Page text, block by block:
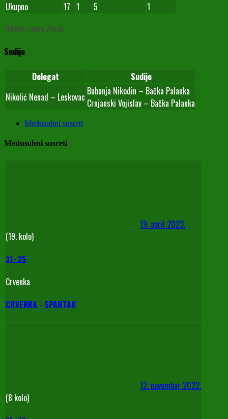
Ukupno
17 1 5
1
Trener: Lovre Zoran
Sudije
Delegat
Sudije
Nikolić Nenad – Leskovac Bubanja Nikodin – Bačka Palanka
Crnjanski Vojislav – Bačka Palanka
Međusobni susreti
Međusobni susreti
19. april 2023.
(19. kolo)
31 - 25
Crvenka
CRVENKA - SPARTAK
12. novembar 2022.
(8 kolo)